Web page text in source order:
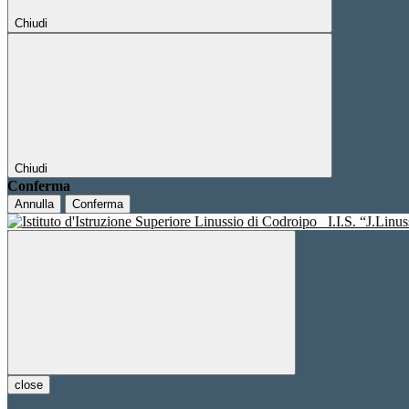
Chiudi
Chiudi
Conferma
Annulla Conferma
I.I.S.
close